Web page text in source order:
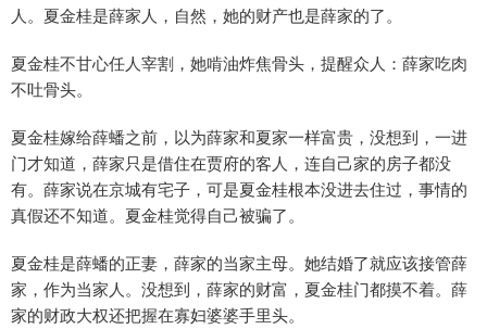
人。夏金桂是薛家人，自然，她的财产也是薛家的了。
夏金桂不甘心任人宰割，她啃油炸焦骨头，提醒众人：薛家吃肉
不吐骨头。
夏金桂嫁给薛蟠之前，以为薛家和夏家一样富贵，没想到，一进
门才知道，薛家只是借住在贾府的客人，连自己家的房子都没
有。薛家说在京城有宅子，可是夏金桂根本没进去住过，事情的
真假还不知道。夏金桂觉得自己被骗了。
夏金桂是薛蟠的正妻，薛家的当家主母。她结婚了就应该接管薛
家，作为当家人。没想到，薛家的财富，夏金桂门都摸不着。薛
家的财政大权还把握在寡妇婆婆手里头。